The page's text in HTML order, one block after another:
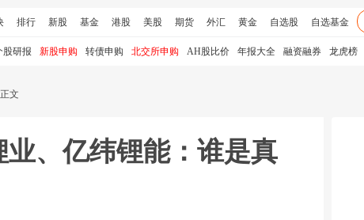
排行 新股 基金 港股 美股 期货 外汇 黄金 自选股 自选基金
股研报 新股申购 转债申购 北交所申购 AH股比价 年报大全 融资融券 龙虎榜
文
、亿纬锂能：谁是真